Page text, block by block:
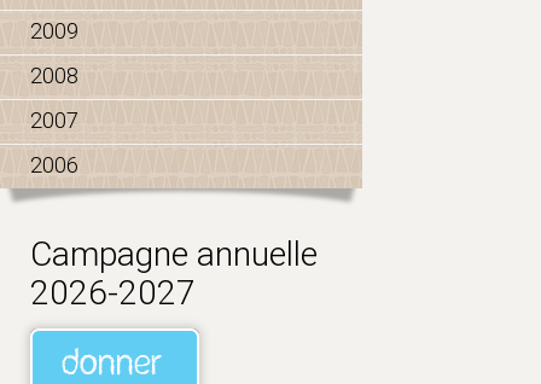
2009
2008
2007
2006
Campagne annuelle
2026-2027